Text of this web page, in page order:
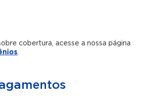
cobertura, acesse a nossa página
.